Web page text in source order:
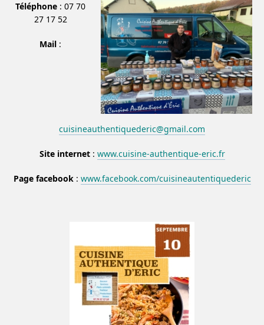
Téléphone : 07 70
27 17 52
Mail :
cuisineauthentiquederic@gmail.com
Site internet: www.cuisine-authentique-eric.fr
Page facebook: www.facebook.com/cuisineautentiquederic